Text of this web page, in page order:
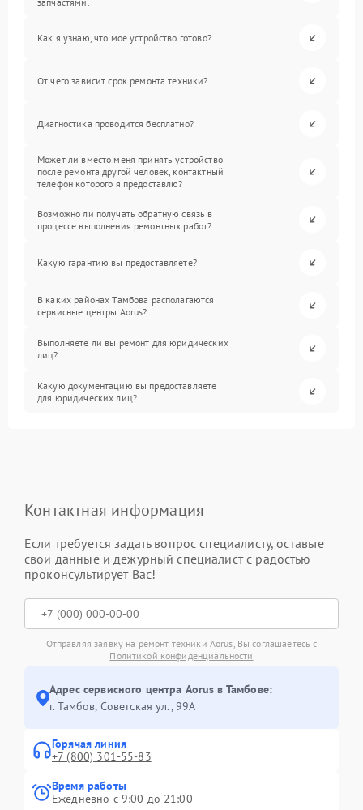
Как я узнаю, что мое устройство готово?
От чего зависит срок ремонта техники?
Диагностика проводится бесплатно?
Может ли вместо меня принять устройство
после ремонта другой человек, контактный
телефон которого я предоставлю?
Возможно ли получать обратную связь в
процессе выполнения ремонтных работ?
Какую гарантию вы предоставляете?
В каких районах Тамбова располагаются
сервисные центры Aorus?
Выполняете ли вы ремонт для юридических
лиц?
Какую документацию вы предоставляете
для юридических лиц?
Контактная информация
Если требуется задать вопрос специалисту, оставьте
свои данные и дежурный специалист с радостью
проконсультирует Вас!
Отправляя заявку на ремонт техники Aorus, Вы соглашаетесь с
Политикой конфиденциальности
Адрес сервисного центра Aorus в Тамбове:
г. Тамбов, Советская ул., 99А
Горячая линия
+7 (800) 301-55-83
Время работы
Ежедневно с 9:00 до 21:00